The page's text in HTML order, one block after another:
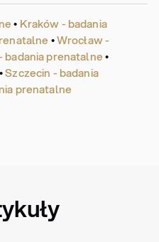
• Kraków - badania
•Wrocław -
badania prenatalne•
•Szczecin - badania
prenatalne